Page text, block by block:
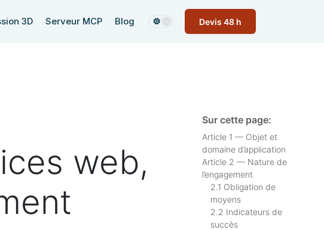
3D Serveur MCP Blog Devis 48 h
web,
Sur cette page:
Article 1 — Objet et
domaine d’application
Article 2 — Nature de
l’engagement
2.1 Obligation de
moyens
2.2 Indicateurs de
succès